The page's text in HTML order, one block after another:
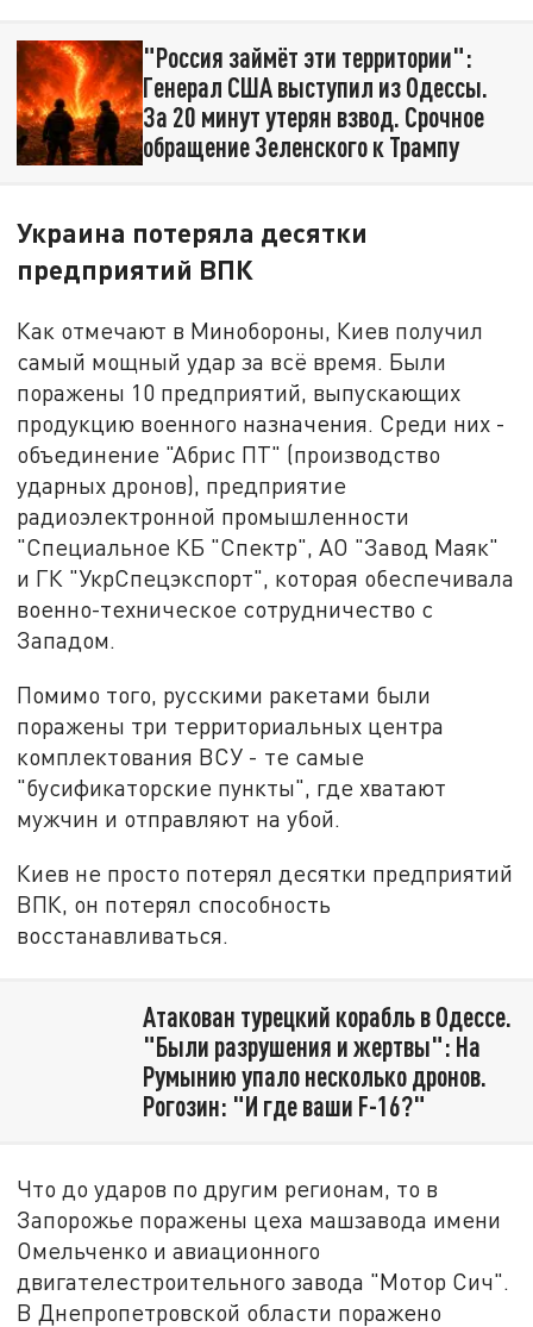
"Россия займёт эти территории":
Генерал США выступил из Одессы.
За 20 минут утерян взвод. Срочное
обращение Зеленского к Трампу
Украина потеряла десятки
предприятий ВПК
Как отмечают в Минобороны, Киев получил
самый мощный удар за всё время. Были
поражены 10 предприятий, выпускающих
продукцию военного назначения. Среди них -
объединение "Абрис ПТ" (производство
ударных дронов), предприятие
радиоэлектронной промышленности
"Специальное КБ "Спектр", АО "Завод Маяк"
и ГК "УкрСпецэкспорт", которая обеспечивала
военно-техническое сотрудничество с
Западом.
Помимо того, русскими ракетами были
поражены три территориальных центра
комплектования ВСУ - те самые
"бусификаторские пункты", где хватают
мужчин и отправляют на убой.
Киев не просто потерял десятки предприятий
ВПК, он потерял способность
восстанавливаться.
Атакован турецкий корабль в Одессе.
"Были разрушения и жертвы": На
Румынию упало несколько дронов.
Рогозин: "И где ваши F-16?"
Что до ударов по другим регионам, то в
Запорожье поражены цеха машзавода имени
Омельченко и авиационного
двигателестроительного завода "Мотор Сич".
В Днепропетровской области поражено